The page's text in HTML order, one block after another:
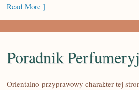
Read More ]
Poradnik
Orientalno-przyprawowy charakter tej